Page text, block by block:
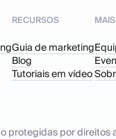
RECURSOS
Guia de marketing
Blog
Tutoriais em vídeo
MAIS
protegidas por